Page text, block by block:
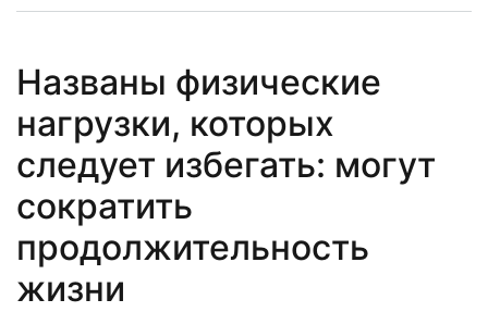
Названы физические
нагрузки, которых
следует избегать: могут
сократить
продолжительность
жизни